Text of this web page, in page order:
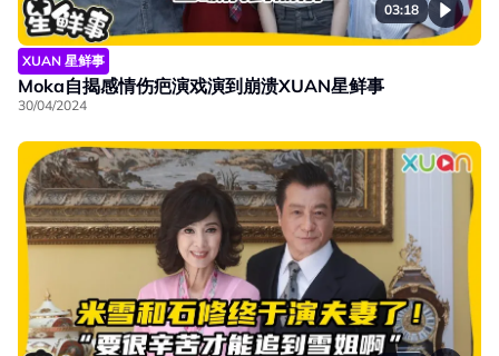
03:18
XUAN 星鲜事
Moka自揭感情伤疤演戏演到崩溃XUAN星鲜事
30/04/2024